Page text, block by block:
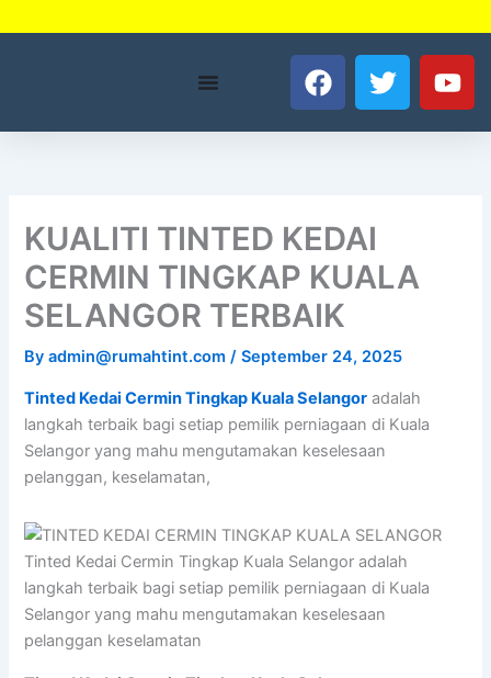
to
F
a
o
k
T
w
Y
o
KUALITI TINTED KEDAI
CERMIN TINGKAP KUALA
SELANGOR TERBAIK
Byadmin@rumahtint.com/September 24, 2025
Tinted Kedai Cermin Tingkap Kuala Selangor adalah
langkah terbaik bagi setiap pemilik perniagaan di Kuala
Selangor yang mahu mengutamakan keselesaan
pelanggan, keselamatan,
Tinted Kedai Cermin Tingkap Kuala Selangor adalah
langkah terbaik bagi setiap pemilik perniagaan di Kuala
Selangor yang mahu mengutamakan keselesaan
pelanggan keselamatan